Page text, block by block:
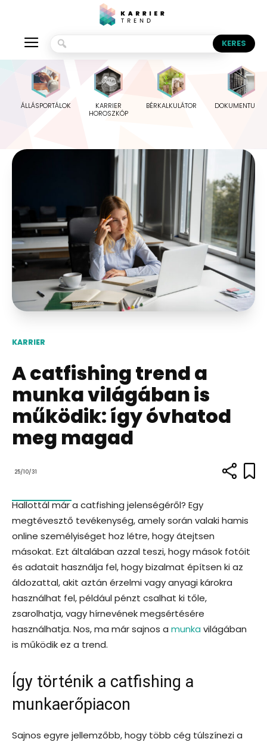
ÁLLÁSPORTÁLOK
KARRIER
HOROSZKÓP
BÉRKALKULÁTOR
KARRIER
A catfishing trend a
munka világában is
működik: így óvhatod
meg magad
25/10/31
Hallottál már a catfishing jelenségéről? Egy
megtévesztő tevékenység, amely során valaki hamis
online személyiséget hoz létre, hogy átejtsen
másokat. Ezt általában azzal teszi, hogy mások fotóit
és adatait használja fel, hogy bizalmat építsen ki az
áldozattal, akit aztán érzelmi vagy anyagi károkra
használhat fel, például pénzt csalhat ki tőle,
zsarolhatja, vagy hírnevének megsértésére
használhatja. Nos, ma már sajnos a munka világában
is működik ez a trend.
Így történik a catfishing a
munkaerőpiacon
Sajnos egyre jellemzőbb, hogy több cég túlszínezi a